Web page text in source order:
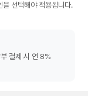
선택해야 적용됩니다.
결제 시 연 8%